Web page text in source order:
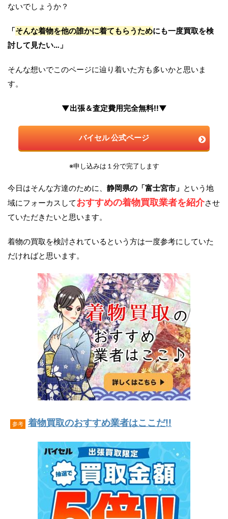
ないでしょうか？
「そんな着物を他の誰かに着てもらうためにも一度買取を検
討して見たい…」
そんな想いでこのページに辿り着いた方も多いかと思いま
す。
▼出張＆査定費用完全無料!!▼
バイセル 公式ページ
※申し込みは１分で完了します
今日はそんな方達のために、 静岡県の「富士宮市」 という地
域にフォーカスしておすすめの着物買取業者を紹介させ
ていただきたいと思います。
着物の買取を検討されているという方は一度参考にしていた
だければと思います。
参考 着物買取のおすすめ業者はここだ!!